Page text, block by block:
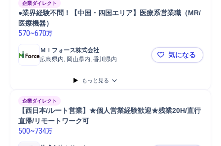
企業ダイレクト
●業界経験不問！【中国・四国エリア】医療系営業職（MR/
医療機器）
570~670万
ＭＩフォース株式会社
広島県内, 岡山県内, 香川県内
●業界経験
気になる
もっと見る
企業ダイレクト
【西日本/ルート営業】★個人営業経験歓迎★残業20H/直行
直帰/リモートワーク可
500~734万